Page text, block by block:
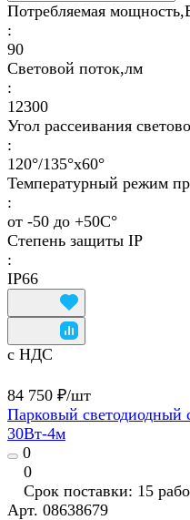
Потребляемая
:
90
Световой поток,лм
:
12300
Угол рассеивания
:
120°/135°х60°
Температурный режим
:
от -50 до +50С°
Степень защиты IP
:
IP66
с НДС
84 750 ₽/шт
Парковый светодиодный
30Вт-4м
0
0
Срок поставки: 15
Арт. 08638679